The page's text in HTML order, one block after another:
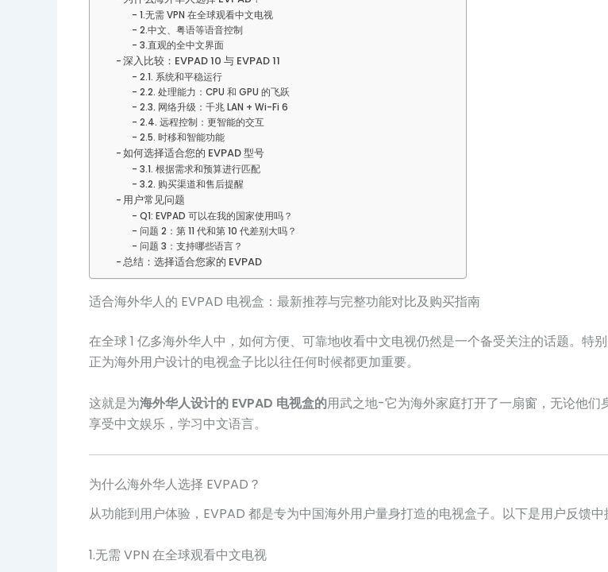
1.无需 VPN 在全球观看中文电视
2.中文、粤语等语音控制
3.直观的全中文界面
深入比较：EVPAD 10 与 EVPAD 11
2.1. 系统和平稳运行
2.2. 处理能力：CPU 和 GPU 的飞跃
2.3. 网络升级：千兆 LAN + Wi-Fi 6
2.4. 远程控制：更智能的交互
2.5. 时移和智能功能
如何选择适合您的 EVPAD 型号
3.1. 根据需求和预算进行匹配
3.2. 购买渠道和售后提醒
用户常见问题
Q1: EVPAD 可以在我的国家使用吗？
问题 2：第 11 代和第 10 代差别大吗？
问题 3：支持哪些语言？
总结：选择适合您家的 EVPAD
适合海外华人的 EVPAD 电视盒：最新推荐与完整功能对比及购买指南
在全球 1 亿多海外华人中，如何方便、可靠地收看中文电视仍然是一个备受关注的话题。
正为海外用户设计的电视盒子比以往任何时候都更加重要。
这就是为海外华人设计的 EVPAD 电视盒的用武之地-它为海外家庭打开了一扇窗，无论他们
享受中文娱乐，学习中文语言。
为什么海外华人选择 EVPAD？
从功能到用户体验，EVPAD 都是专为中国海外用户量身打造的电视盒子。以下是用户反馈中
1.无需 VPN 在全球观看中文电视